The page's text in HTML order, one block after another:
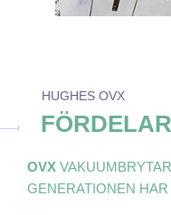
HUGHES OVX
FÖRDELAR
OVX
GENERATIONEN